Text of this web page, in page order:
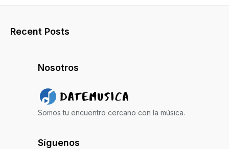
Recent Posts
Nosotros
Somos tu encuentro cercano con la música.
Síguenos